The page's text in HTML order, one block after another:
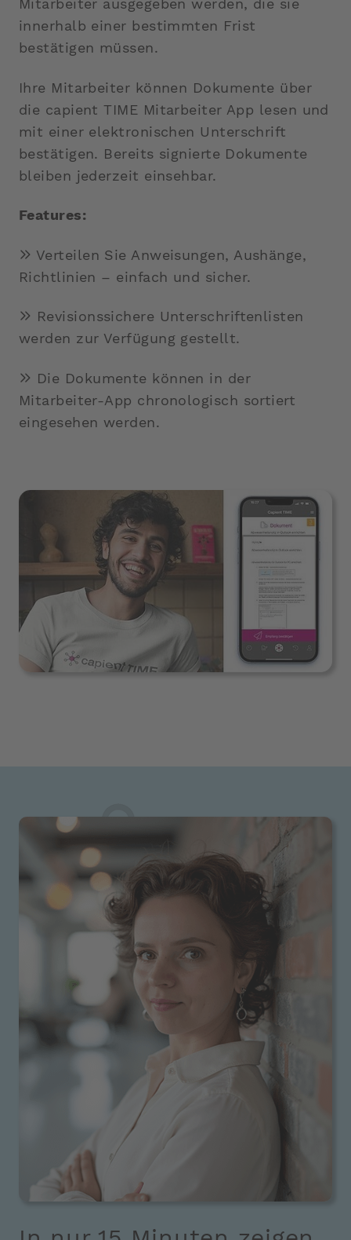
Mitarbeiter ausgegeben werden, die sie
innerhalb einer bestimmten Frist
bestätigen müssen.
Ihre Mitarbeiter können Dokumente über
die capient TIME Mitarbeiter App lesen und
mit einer elektronischen Unterschrift
bestätigen. Bereits signierte Dokumente
bleiben jederzeit einsehbar.
Features:
Verteilen Sie Anweisungen, Aushänge,
Richtlinien – einfach und sicher.
Revisionssichere Unterschriftenlisten
werden zur Verfügung gestellt.
Die Dokumente können in der
Mitarbeiter-App chronologisch sortiert
eingesehen werden.